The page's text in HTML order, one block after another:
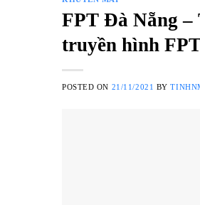
FPT Đà Nẵng –
truyền hình
POSTED ON 21/11/2021 BY